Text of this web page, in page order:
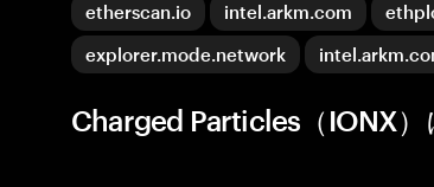
etherscan.io
intel.arkm.com
explorer.mode.network
Charged Particles（IONX